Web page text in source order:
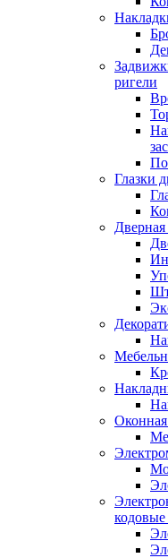
ригели
Глазки
кодовые